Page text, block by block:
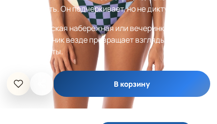
элегантность. Он подчеркивает, но не диктует.
Пляж, городская набережная или вечеринка у бассейна
– это купальник везде превращает взгляды в
аплодисменты.
В корзину